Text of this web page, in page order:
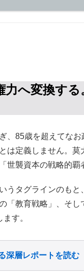
力へ変換す
、85歳を超えてな
は定義しません。
世襲資本の戦略的覇
うタグラインのも
「教育戦略」、そ
す。
深層レポートを読む